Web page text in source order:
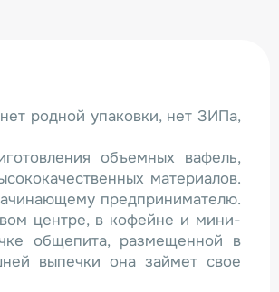
родной упаковки, нет ЗИПа,
объемных вафель,
материалов.
предпринимателю.
центре, в кофейне и мини-
общепита, размещенной в
выпечки она займет свое